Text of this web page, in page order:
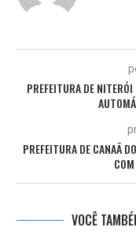
PREFEITURA DE
PREFEITURA DE CANAÃ
VOCÊ